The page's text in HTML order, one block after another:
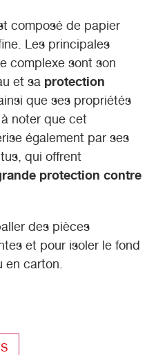
composé de papier
Les principales
complexe sont son
et sa protection
que ses propriétés
noter que cet
également par ses
qui offrent
protection contre
des pièces
et pour isoler le fond
en carton.